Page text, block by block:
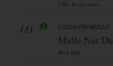
Villla Productions
131 LOLLO PROMILLO
Malle Nur Du
Wird Wild